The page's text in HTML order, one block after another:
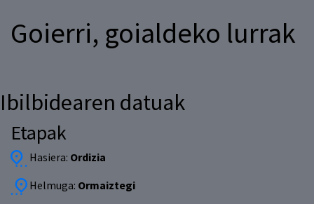
Goierri, goialdeko lurrak
Ibilbidearen datuak
Etapak
Hasiera: Ordizia
Helmuga: Ormaiztegi